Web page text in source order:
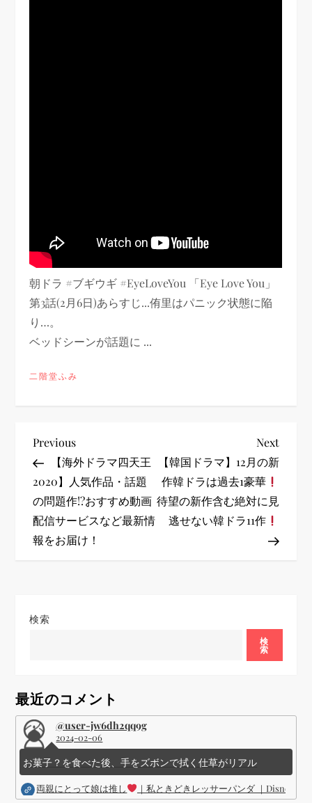
朝ドラ #ブギウギ #EyeLoveYou 「Eye Love You」
第3話(2月6日)あらすじ...侑里はパニック状態に陥
り…。
ベッドシーンが話題に ...
二階堂ふみ
投
稿
ナ
ビ
ー
ン
Previous
Post
Previous
【海外ドラマ四天王
2020】人気作品・話題
の問題作!?おすすめ動画
配信サービスなど最新情
報をお届け！
Next
Post
Next
【韓国ドラマ】12月の新
作韓ドラは過去1豪華
待望の新作含む絶対に見
逃せない韓ドラ11作
検索
検
索
最近のコメント
@user-jw6dh2qq9g
2024-02-06
お菓子？を食べた後、手をズボンで拭く仕草がリアル
両親にとって娘は推し ｜私ときどきレッサーパンダ ｜Disney (